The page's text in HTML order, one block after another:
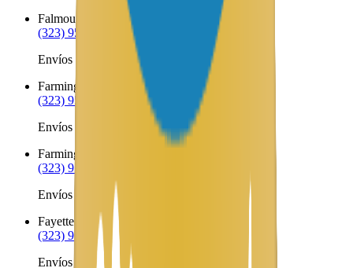
Falmouth
(323) 953-8100
Envíos a Nicaragua desde Falmouth
Farmingdale
(323) 953-8100
Envíos a Nicaragua desde Farmingdale
Farmington
(323) 953-8100
Envíos a Nicaragua desde Farmington
Fayette
(323) 953-8100
Envíos a Nicaragua desde Fayette